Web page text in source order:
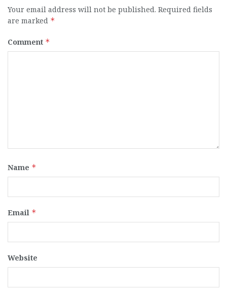
Your email address will not be published. Required fields
are marked *
Comment *
Name *
Email *
Website